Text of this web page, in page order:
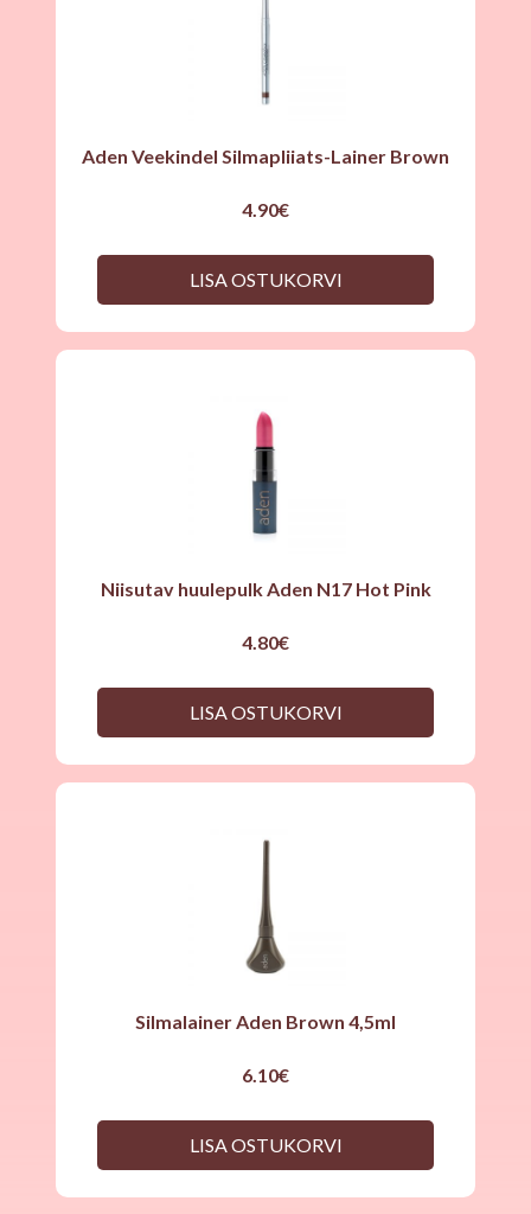
Aden Veekindel Silmapliiats-Lainer Brown
4.90€
LISA OSTUKORVI
Niisutav huulepulk Aden N17 Hot Pink
4.80€
LISA OSTUKORVI
Silmalainer Aden Brown 4,5ml
6.10€
LISA OSTUKORVI